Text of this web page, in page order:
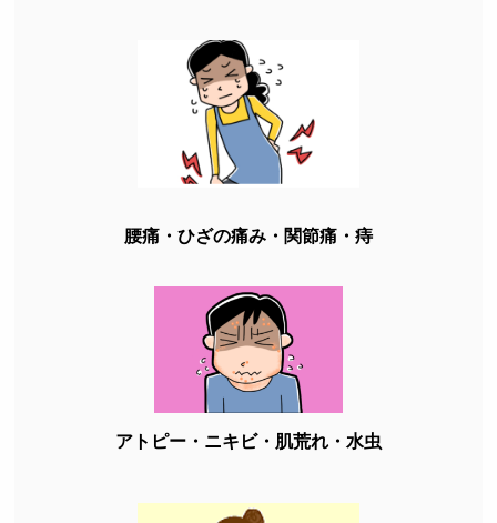
腰痛・ひざの痛み・関節痛・痔
アトピー・ニキビ・肌荒れ・水虫